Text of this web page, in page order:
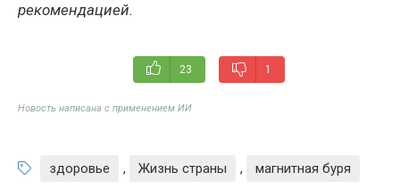
рекомендацией.
23 1
Новость написана с применением ИИ
здоровье , Жизнь страны , магнитная буря